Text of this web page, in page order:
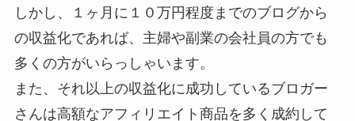
しかし、１ヶ月に１０万円程度までのブログから
の収益化であれば、主婦や副業の会社員の方でも
多くの方がいらっしゃいます。
また、それ以上の収益化に成功しているブロガー
さんは高額なアフィリエイト商品を多く成約して